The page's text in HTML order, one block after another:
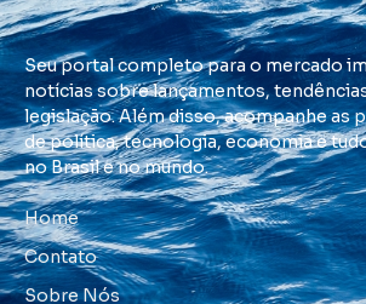
Seu portal completo para o mercado
notícias sobre lançamentos,
legislação. Além disso, acompanhe as
de política, tecnologia, economia e
no Brasil e no mundo.
Home
Contato
Sobre Nós